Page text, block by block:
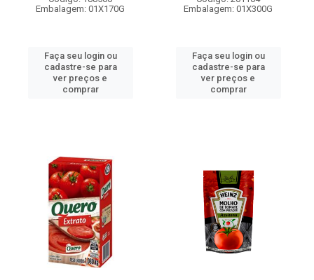
Embalagem: 01X170G
Faça seu login ou
cadastre-se para
ver preços e
comprar
Embalagem: 01X300G
Faça seu login ou
cadastre-se para
ver preços e
comprar